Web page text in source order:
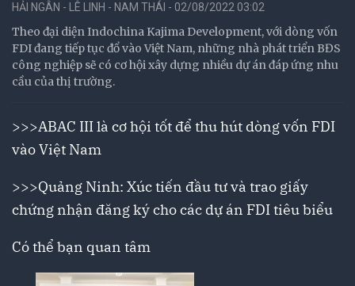
HẢI NGÂN - LÊ LINH - NAM THÁI - 02/08/2022 03:02
Theo đại diện Indochina Kajima Development, với dòng vốn
FDI đang tiếp tục đổ vào Việt Nam, những nhà phát triển BĐS
công nghiệp sẽ có cơ hội xây dựng nhiều dự án đáp ứng nhu
cầu của thị trường.
>>>ABAC III là cơ hội tốt để thu hút dòng vốn FDI
vào Việt Nam
>>>Quảng Ninh: Xúc tiến đầu tư và trao giấy
chứng nhận đăng ký cho các dự án FDI tiêu biểu
Có thể bạn quan tâm